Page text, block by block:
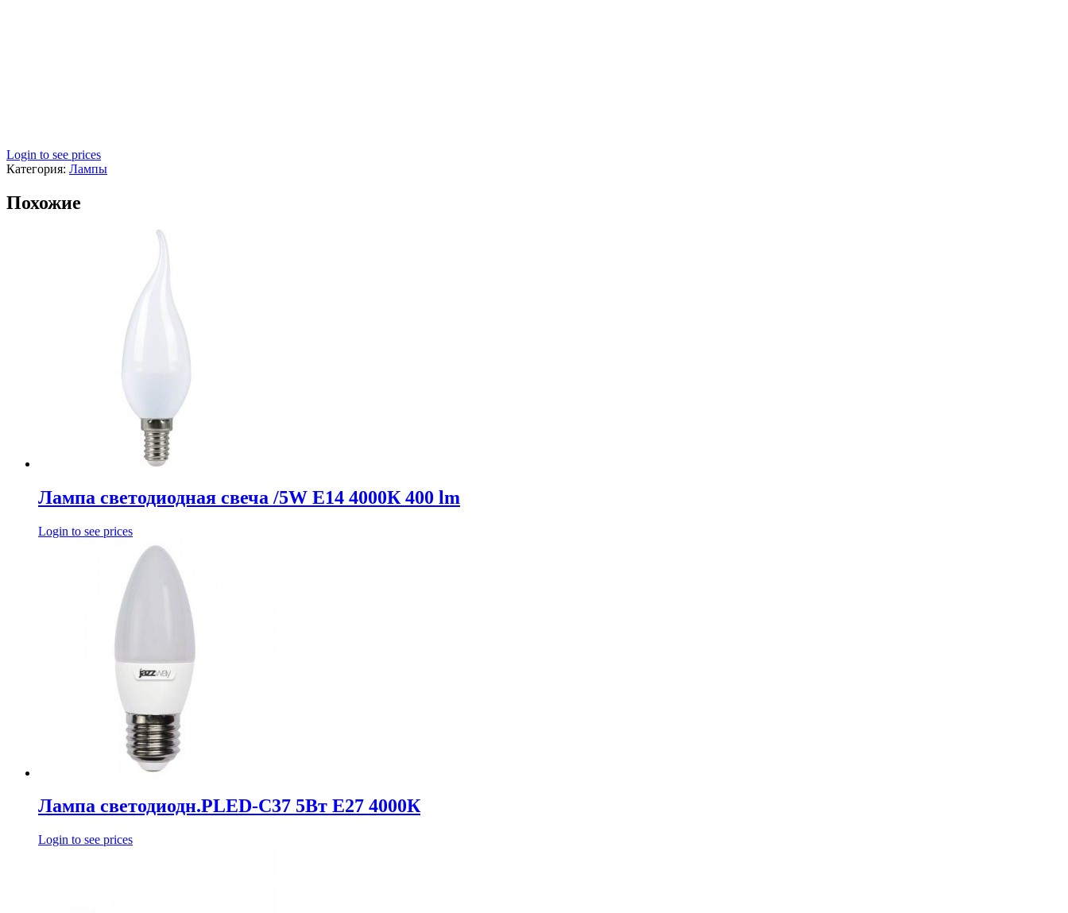
Login to see prices
Категория: Лампы
Похожие
Лампа светодиодная свеча /5W E14 4000К 400 lm
Login to see prices
Лампа светодиодн.PLED-С37 5Вт Е27 4000К
Login to see prices